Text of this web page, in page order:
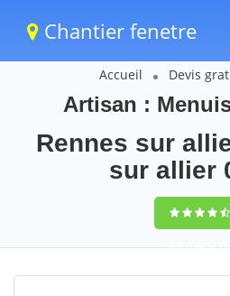
Chantier fenetre
Accueil Devis
Artisan :
Rennes sur
sur allier
9,5(100%)71
votes